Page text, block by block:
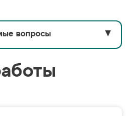
вопросы ▼